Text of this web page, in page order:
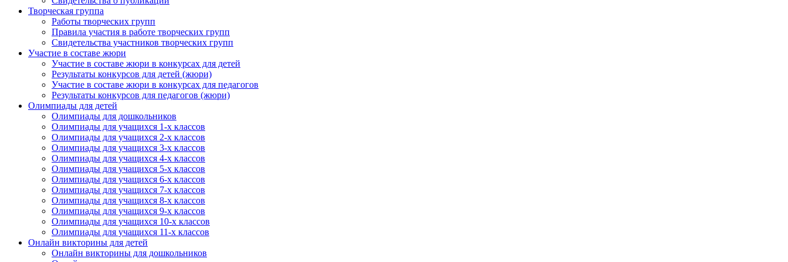
Творческая группа
Работы творческих групп
Правила участия в работе творческих групп
Свидетельства участников творческих групп
Участие в составе жюри
Участие в составе жюри в конкурсах для детей
Результаты конкурсов для детей (жюри)
Участие в составе жюри в конкурсах для педагогов
Результаты конкурсов для педагогов (жюри)
Олимпиады для детей
Олимпиады для дошкольников
Олимпиады для учащихся 1-х классов
Олимпиады для учащихся 2-х классов
Олимпиады для учащихся 3-х классов
Олимпиады для учащихся 4-х классов
Олимпиады для учащихся 5-х классов
Олимпиады для учащихся 6-х классов
Олимпиады для учащихся 7-х классов
Олимпиады для учащихся 8-х классов
Олимпиады для учащихся 9-х классов
Олимпиады для учащихся 10-х классов
Олимпиады для учащихся 11-х классов
Онлайн викторины для детей
Онлайн викторины для дошкольников